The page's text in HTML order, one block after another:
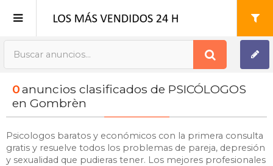
Publica tu Anuncio
Registro
0anuncios clasificados de PSICÓLOGOS
en Gombrèn
Psicologos baratos y económicos con la primera consulta
gratis y resuelve todos los problemas de pareja, depresión
y sexualidad que pudieras tener. Los mejores profesionales